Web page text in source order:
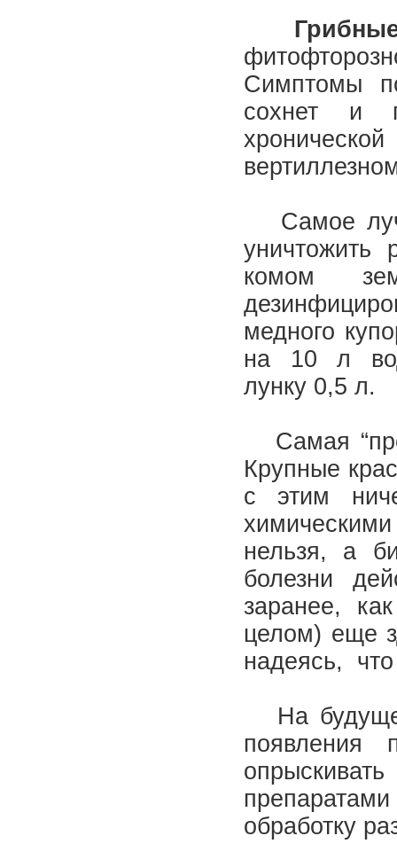
Симптомы
сохнет и
Самое
уничтожить
комом
медного
на 10 л
лунку 0,5 л.
Самая
Крупные
с этим
нельзя, а
болезни
заранее,
целом) еще
надеясь,
На
появления
обработку